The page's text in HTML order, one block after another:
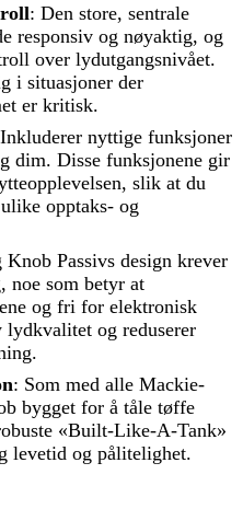
: Den store, sentrale
responsiv og nøyaktig, og
over lydutgangsnivået.
i situasjoner der
er kritisk.
nyttige funksjoner
dim. Disse funksjonene gir
slik at du
opptaks- og
Knob Passivs design krever
noe som betyr at
og fri for elektronisk
og reduserer
: Som med alle Mackie-
bygget for å tåle tøffe
«Built-Like-A-Tank»
levetid og pålitelighet.